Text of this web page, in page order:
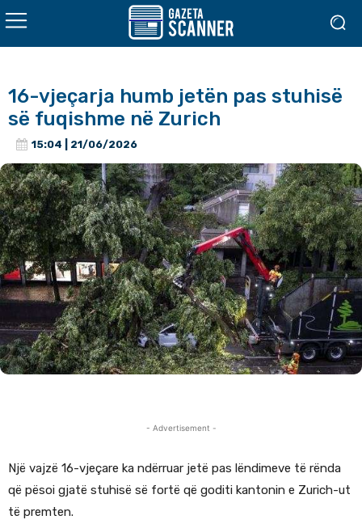
16-vjeçarja humb jetën pas stuhisë
së fuqishme në Zurich
15:04 | 21/06/2026
- Advertisement -
Një vajzë 16-vjeçare ka ndërruar jetë pas lëndimeve të rënda
që pësoi gjatë stuhisë së fortë që goditi kantonin e Zurich-ut
të premten.